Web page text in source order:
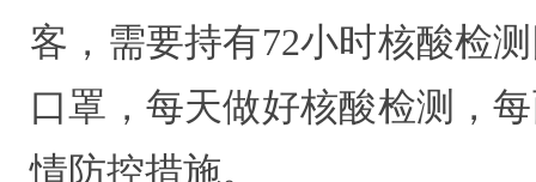
客，需要持有72小时核酸检
口罩，每天做好核酸检测，
情防控措施。